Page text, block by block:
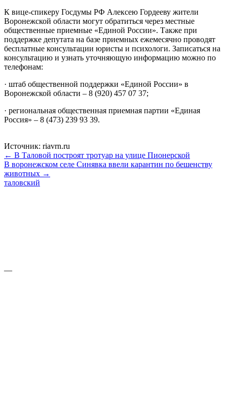
К вице-спикеру Госдумы РФ Алексею Гордееву жители
Воронежской области могут обратиться через местные
общественные приемные «Единой России». Также при
поддержке депутата на базе приемных ежемесячно проводят
бесплатные консультации юристы и психологи. Записаться на
консультацию и узнать уточняющую информацию можно по
телефонам:
· штаб общественной поддержки «Единой России» в
Воронежской области – 8 (920) 457 07 37;
· региональная общественная приемная партии «Единая
Россия» – 8 (473) 239 93 39.
Источник: riavrn.ru
← В Таловой построят тротуар на улице Пионерской
В воронежском селе Синявка ввели карантин по бешенству
животных →
таловский
—